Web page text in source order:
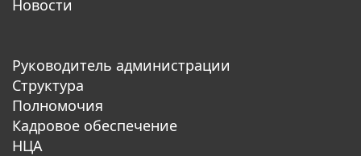
Новости
Руководитель администрации
Структура
Полномочия
Кадровое обеспечение
НЦА